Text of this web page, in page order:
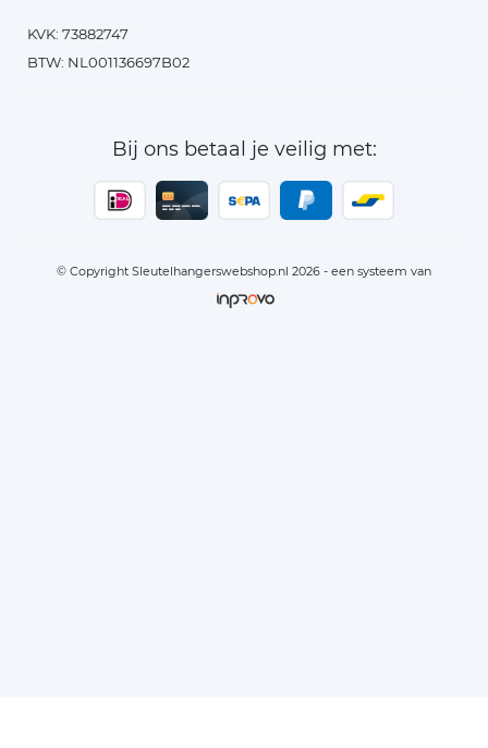
KVK: 73882747
BTW: NL001136697B02
Bij ons betaal je veilig met:
© Copyright Sleutelhangerswebshop.nl 2026 - een systeem van